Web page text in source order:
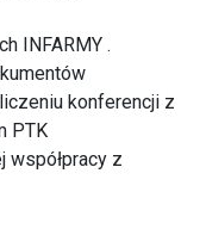
INFARMY .
konferencji z
PTK
współpracy z